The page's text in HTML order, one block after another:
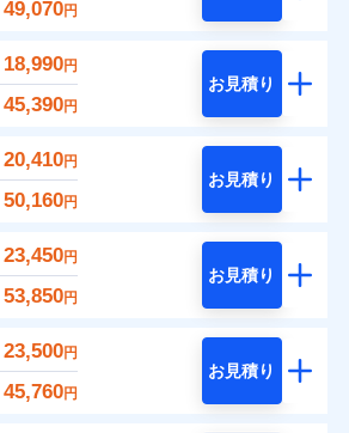
49,070円
18,990円
45,390円
お見積り
20,410円
50,160円
お見積り
23,450円
53,850円
お見積り
23,500円
45,760円
お見積り